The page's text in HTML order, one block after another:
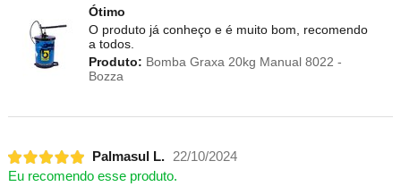
Ótimo
O produto já conheço e é muito bom, recomendo
a todos.
Produto: Bomba Graxa 20kg Manual 8022 -
Bozza
Palmasul L. 22/10/2024
Eu recomendo esse produto.